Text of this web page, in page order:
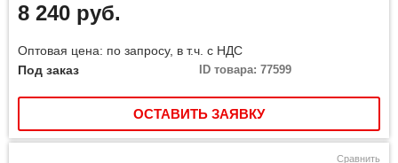
8 240 руб.
Оптовая цена: по запросу, в т.ч. с НДС
Под заказ
ID товара: 77599
ОСТАВИТЬ ЗАЯВКУ
Сравнить